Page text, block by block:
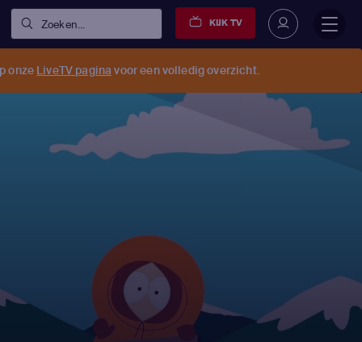
Zoeken... KIJK TV
onze LiveTV pagina voor een volledig overzicht.